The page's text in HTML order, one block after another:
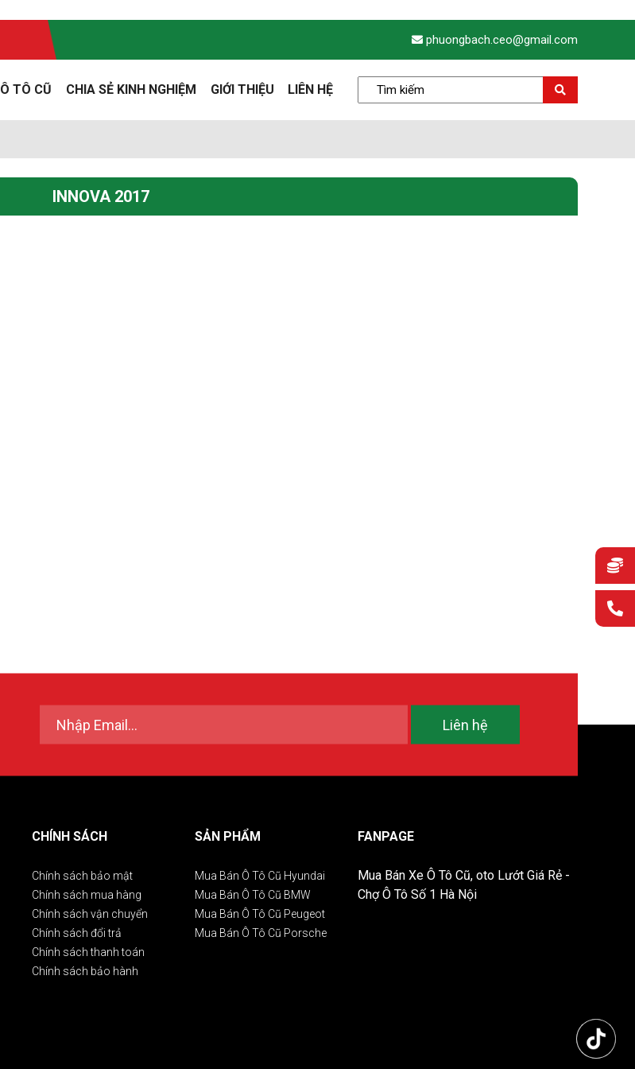
phuongbach.ceo@gmail.com
Ô TÔ CŨ CHIA SẺ KINH NGHIỆM GIỚI THIỆU LIÊN HỆ
INNOVA 2017
Liên hệ
CHÍNH SÁCH
Chính sách bảo mật
Chính sách mua hàng
Chính sách vận chuyển
Chính sách đổi trả
Chính sách thanh toán
Chính sách bảo hành
SẢN PHẨM
Mua Bán Ô Tô Cũ Hyundai
Mua Bán Ô Tô Cũ BMW
Mua Bán Ô Tô Cũ Peugeot
Mua Bán Ô Tô Cũ Porsche
FANPAGE
Mua Bán Xe Ô Tô Cũ, oto Lướt Giá Rẻ -
Chợ Ô Tô Số 1 Hà Nội